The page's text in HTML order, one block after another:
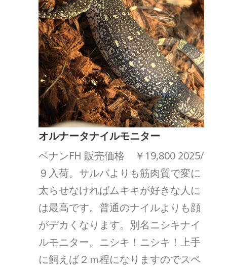
オルナータナイルモニター
ベナンFH 販売価格 ￥19,800 2025/
９入荷。サルバよりも筋肉質で変に
太らせなければムキキが好きな人に
は最高です。普通のナイルよりも顔
がデカくなります。別名ニシキナイ
ルモニター。ニシキ！ニシキ！上手
に飼えば２ｍ程になりますのでスペ